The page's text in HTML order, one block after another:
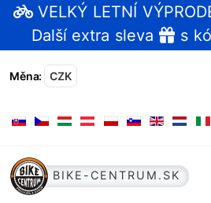
VELKÝ LETNÍ
Další extra sleva
s
Měna: CZK
Zvolte jazyk
BIKE-CENTRUM.SK